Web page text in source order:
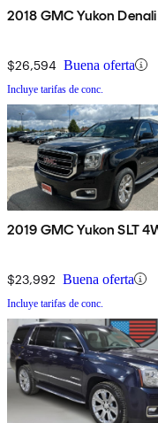
2018 GMC Yukon
$26,594 Buena oferta
Incluye tarifas de conc.
2019 GMC Yukon SLT
$23,992 Buena oferta
Incluye tarifas de conc.